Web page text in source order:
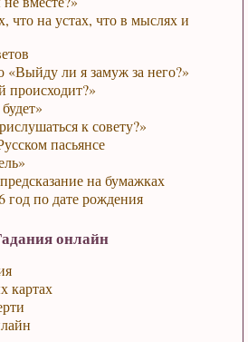
что на устах, что в мыслях и
«Выйду ли я замуж за него?»
происходит?»
к совету?»
пасьянсе
на бумажках
год по дате рождения
онлайн
картах